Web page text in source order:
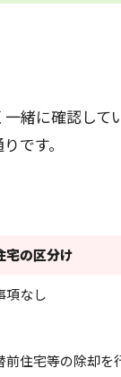
緒に確認して
です。
宅の区分け
項なし
住宅等の除却を